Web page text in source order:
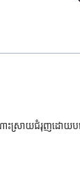
ះស្រាយជំរុញដោយប